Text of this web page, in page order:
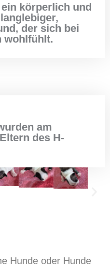
körperlich und
der sich bei
wohlfühlt.
am
des H-
Hunde oder Hunde